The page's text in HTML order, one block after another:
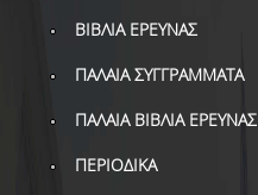
ΒΙΒΛΙΑ ΕΡΕΥΝΑΣ
ΠΑΛΑΙΑ ΣΥΓΓΡΑΜΜΑΤΑ
ΠΑΛΑΙΑ ΒΙΒΛΙΑ ΕΡΕΥΝΑΣ
ΠΕΡΙΟΔΙΚΑ